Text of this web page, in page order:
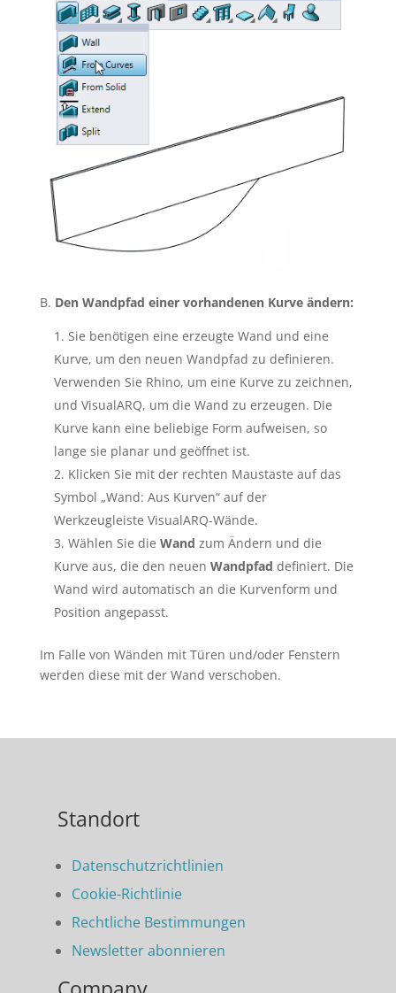
B. Den Wandpfad einer vorhandenen Kurve ändern:
Sie benötigen eine erzeugte Wand und eine
Kurve, um den neuen Wandpfad zu definieren.
Verwenden Sie Rhino, um eine Kurve zu zeichnen,
und VisualARQ, um die Wand zu erzeugen. Die
Kurve kann eine beliebige Form aufweisen, so
lange sie planar und geöffnet ist.
Klicken Sie mit der rechten Maustaste auf das
Symbol „Wand: Aus Kurven“ auf der
Werkzeugleiste VisualARQ-Wände.
Wählen Sie die Wand zum Ändern und die
Kurve aus, die den neuen Wandpfad definiert. Die
Wand wird automatisch an die Kurvenform und
Position angepasst.
Im Falle von Wänden mit Türen und/oder Fenstern
werden diese mit der Wand verschoben.
Standort
Datenschutzrichtlinien
Cookie-Richtlinie
Rechtliche Bestimmungen
Newsletter abonnieren